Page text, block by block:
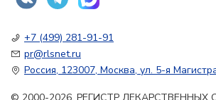
+7 (499) 281-91-91
pr@rlsnet.ru
Россия, 123007, Москва, ул. 5-я